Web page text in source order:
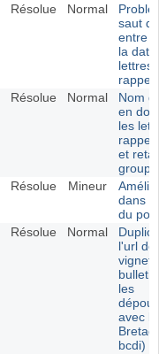
Résolue Normal
saut
entre
la
lettres
rappel
Résolue Normal
Nom
en
les
rappel
et
groupe
Résolue Mineur
dans
du
Résolue Normal
l'url de
les
avec
bcdi)